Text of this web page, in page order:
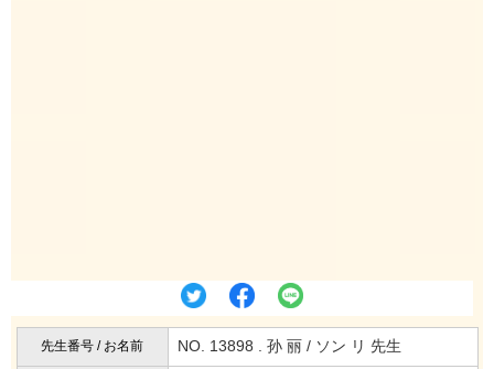
先生番号 / お名前 NO. 13898 . 孙 丽 / ソン リ 先生